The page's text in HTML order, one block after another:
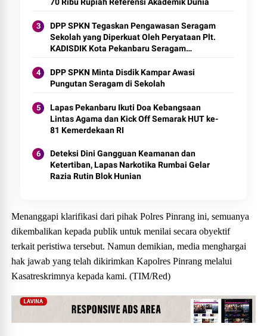
DPP SPKN Tegaskan Pengawasan Seragam
Sekolah yang Diperkuat Oleh Peryataan Plt.
KADISDIK Kota Pekanbaru Seragam
DPP SPKN Minta Disdik Kampar Awasi
Pungutan Seragam di Sekolah
Lapas Pekanbaru Ikuti Doa Kebangsaan
Lintas Agama dan Kick Off Semarak HUT ke-
81 Kemerdekaan RI
Deteksi Dini Gangguan Keamanan dan
Ketertiban, Lapas Narkotika Rumbai Gelar
Razia Rutin Blok Hunian
Menanggapi klarifikasi dari pihak Polres Pinrang ini, semuanya
dikembalikan kepada publik untuk menilai secara obyektif
terkait peristiwa tersebut. Namun demikian, media menghargai
hak jawab yang telah dikirimkan Kapolres Pinrang melalui
Kasatreskrimnya kepada kami. (TIM/Red)